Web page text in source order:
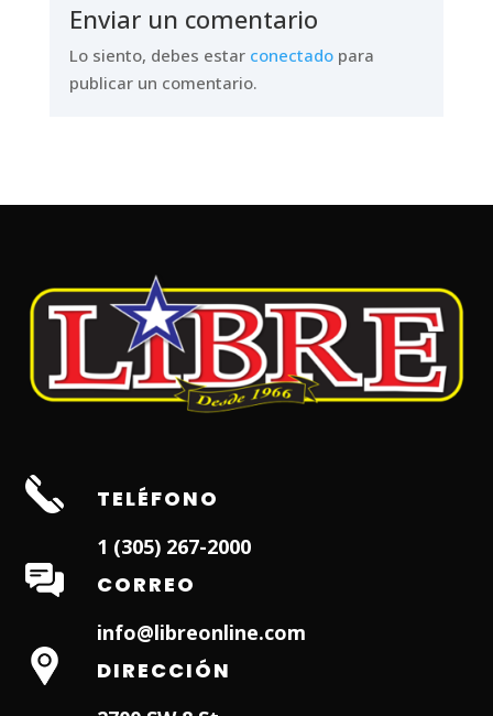
Enviar un comentario
Lo siento, debes estar conectadopara
publicar un comentario.
TELÉFONO
1 (305) 267-2000
CORREO
info@libreonline.com
DIRECCIÓN